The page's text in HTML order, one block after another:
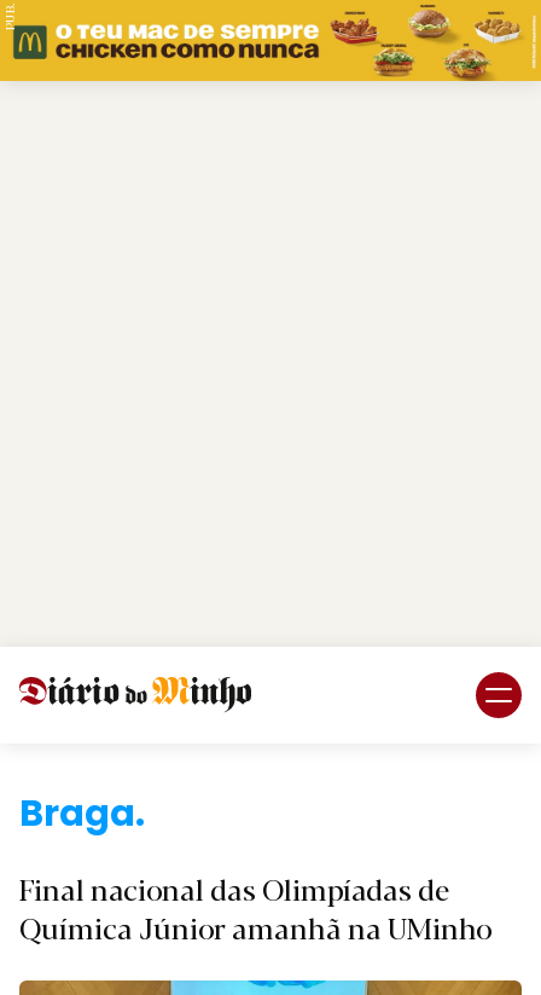
PUB.
B
Final nacional das Olimpíadas de
Química Júnior amanhã na UMinho